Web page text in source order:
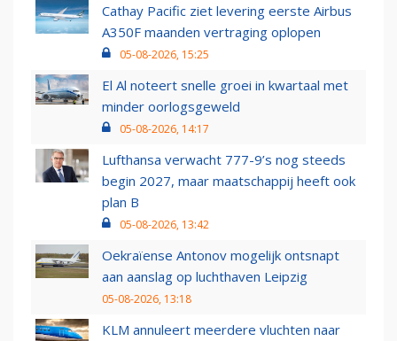
Cathay Pacific ziet levering eerste Airbus
A350F maanden vertraging oplopen
05-08-2026, 15:25
El Al noteert snelle groei in kwartaal met
minder oorlogsgeweld
05-08-2026, 14:17
Lufthansa verwacht 777-9’s nog steeds
begin 2027, maar maatschappij heeft ook
plan B
05-08-2026, 13:42
Oekraïense Antonov mogelijk ontsnapt
aan aanslag op luchthaven Leipzig
05-08-2026, 13:18
KLM annuleert meerdere vluchten naar